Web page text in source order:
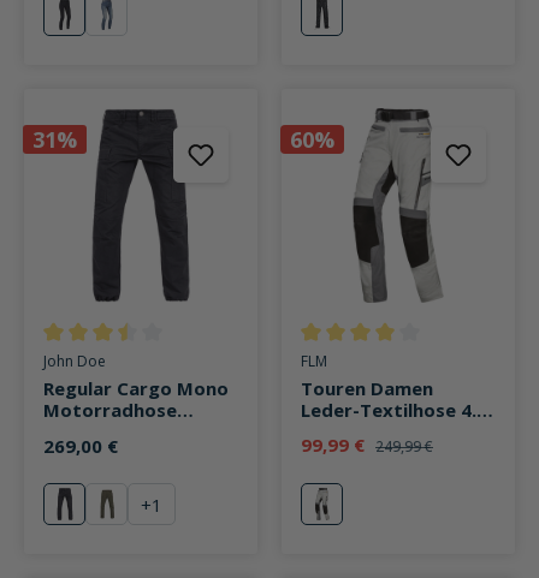
schwarzReplica schwarz
31%
Durchschnittliche Bewertung von 3.5 von 5 Sternen
John Doe
Regular Cargo Mono
Motorradhose
269,00 €
schwarzolive
+1
60%
Durchschnittliche Bewertung
FLM
Touren Damen
Leder-Textilhose 4.0
99,99 € 249,99 €
grau